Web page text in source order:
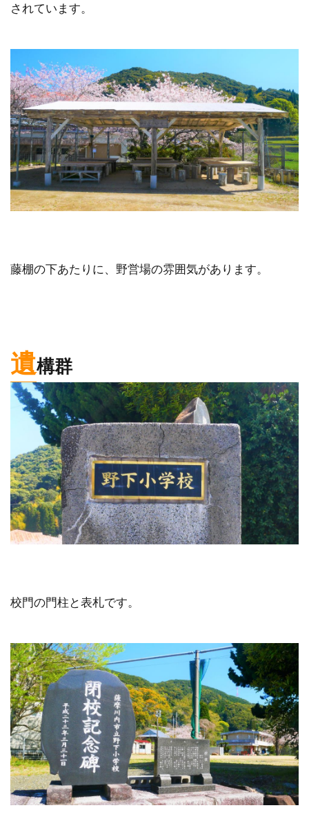
されています。
藤棚の下あたりに、野営場の雰囲気があります。
遺構群
校門の門柱と表札です。